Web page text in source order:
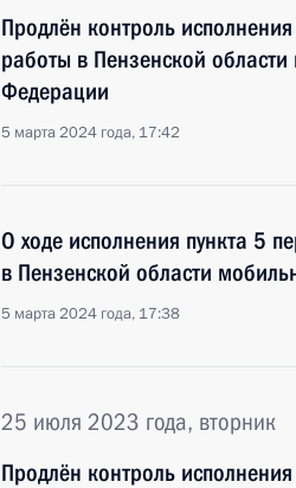
Продлён контроль
работы в Пензенской
Федерации
5 марта 2024 года, 17:42
О ходе исполнения пункта 5
в Пензенской области
5 марта 2024 года, 17:38
25 июля 2023 года, вторник
Продлён контроль